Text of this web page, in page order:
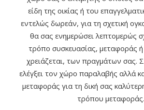
είδη της οικίας ή του
εντελώς δωρεάν, για τη σχετική
θα σας ενημερώσει λεπτομερώς
τρόπο συσκευασίας, μεταφοράς
χρειάζεται, των πραγμάτων σας.
ελέγξει τον χώρο παραλαβής αλλά
μεταφοράς για τη δική σας
τρόπου μεταφοράς.